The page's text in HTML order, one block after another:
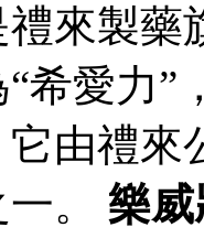
來製藥
希愛力”
由禮來
。 樂威